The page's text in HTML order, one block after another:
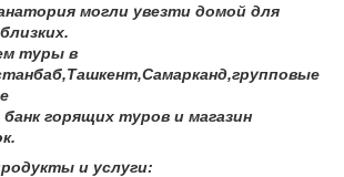
могли увезти домой для
туры в
горящих туров и магазин
и услуги: